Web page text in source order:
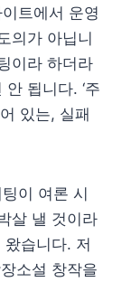
트에서 운영
의가 아닙니
이라 하더라
됩니다. ‘주
있는, 실패
이 여론 시
살 낼 것이라
습니다. 저
소설 창작을